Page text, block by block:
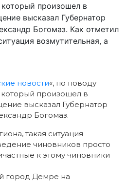
который произошел в
высказал Губернатор
Богомаз. Как отметил
возмутительная, а
новости«, по поводу
который произошел в
высказал Губернатор
Богомаз.
такая ситуация
чиновников просто
к этому чиновники
город Демре на